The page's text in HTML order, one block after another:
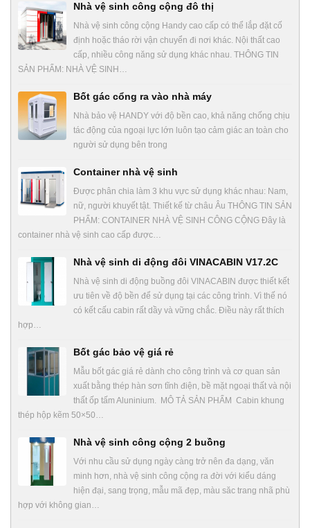
Nhà vệ sinh công cộng đô thị
Nhà vệ sinh công cộng Handy cao cấp có thể lắp đặt cố
định hoặc tháo rời vận chuyển đi nơi khác. Nội thất cao
cấp, nhiều công năng sử dụng khác nhau. THÔNG TIN
SẢN PHẨM: NHÀ VỆ SINH…
Bốt gác cổng ra vào nhà máy
Nhà bảo vệ HANDY với độ bền cao, khả năng chống chịu
tác động của ngoại lực lớn luôn tạo cảm giác an toàn cho
người sử dụng bên trong
Container nhà vệ sinh
Được phân chia làm 3 khu vực sử dụng khác nhau: Nam,
nữ, người khuyết tật. Thiết kế từ châu Âu THÔNG TIN SẢN
PHẨM: CONTAINER NHÀ VỆ SINH CÔNG CỘNG Đây là
container nhà vệ sinh cao cấp được…
Nhà vệ sinh di động đôi VINACABIN V17.2C
Nhà vệ sinh di động buồng đôi VINACABIN được thiết kết
ưu tiên về độ bền để sử dụng tại các công trình. Vì thế nó
có kết cấu cabin rất dầy và vững chắc. Điều này rất thích
hợp…
Bốt gác bảo vệ giá rẻ
Mẫu bốt gác giá rẻ dành cho công trình và cơ quan sản
xuất bằng thép hàn sơn tĩnh điện, bề mặt ngoại thất và nội
thất ốp tấm Aluninium. MÔ TẢ SẢN PHẨM Cabin khung
thép hộp kẽm 50×50…
Nhà vệ sinh công cộng 2 buồng
Với nhu cầu sử dụng ngày càng trở nên đa dạng, văn
minh hơn, nhà vệ sinh công cộng ra đời với kiểu dáng
hiện đại, sang trọng, mẫu mã đẹp, màu săc trang nhã phù
hợp với không gian…